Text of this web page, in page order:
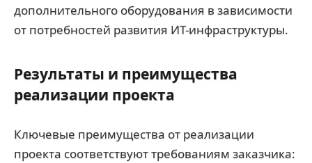
дополнительного оборудования в зависимости
от потребностей развития ИТ-инфраструктуры.
Результаты и преимущества
реализации проекта
Ключевые преимущества от реализации
проекта соответствуют требованиям заказчика: